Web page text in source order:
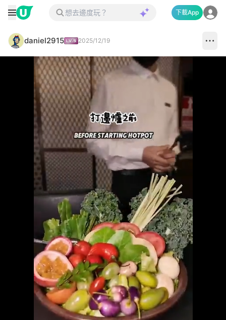
下載App
daniel2915 2025/12/19